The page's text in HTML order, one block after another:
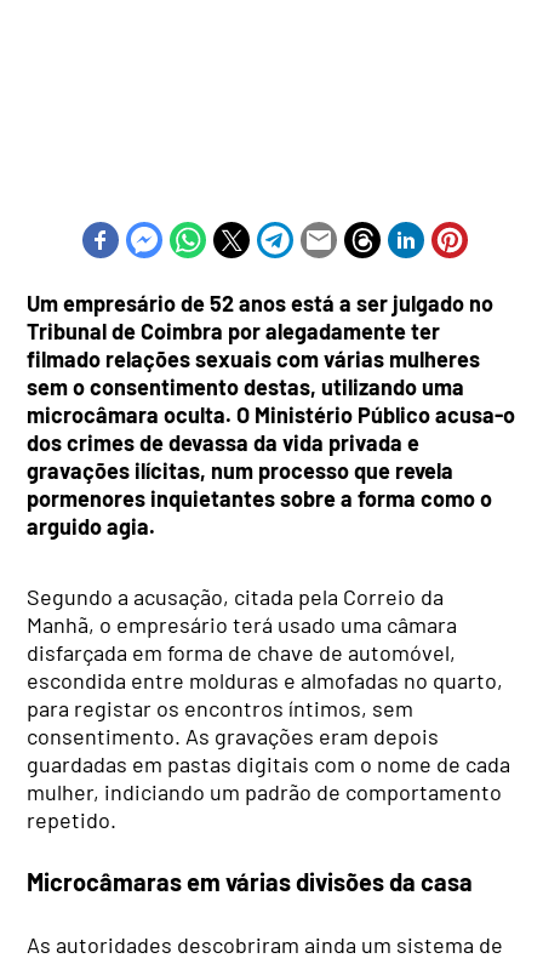
Um empresário de 52 anos está a ser julgado no
Tribunal de Coimbra por alegadamente ter
filmado relações sexuais com várias mulheres
sem o consentimento destas, utilizando uma
microcâmara oculta. O Ministério Público acusa-o
dos crimes de devassa da vida privada e
gravações ilícitas, num processo que revela
pormenores inquietantes sobre a forma como o
arguido agia.
Segundo a acusação, citada pela Correio da
Manhã, o empresário terá usado uma câmara
disfarçada em forma de chave de automóvel,
escondida entre molduras e almofadas no quarto,
para registar os encontros íntimos, sem
consentimento. As gravações eram depois
guardadas em pastas digitais com o nome de cada
mulher, indiciando um padrão de comportamento
repetido.
Microcâmaras em várias divisões da casa
As autoridades descobriram ainda um sistema de